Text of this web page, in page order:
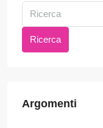
Ricerca
Argomenti